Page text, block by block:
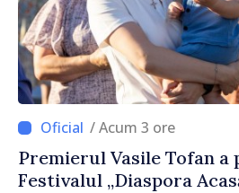
/ Acum 3 ore
Premierul Vasile Tofan
Festivalul „Diaspora